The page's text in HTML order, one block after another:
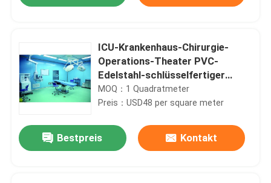
ICU-Krankenhaus-Chirurgie-
Operations-Theater PVC-
Edelstahl-schlüsselfertiger
Projekt-Entwurf
MOQ：1 Quadratmeter
Preis：USD48 per square meter
Bestpreis Kontakt